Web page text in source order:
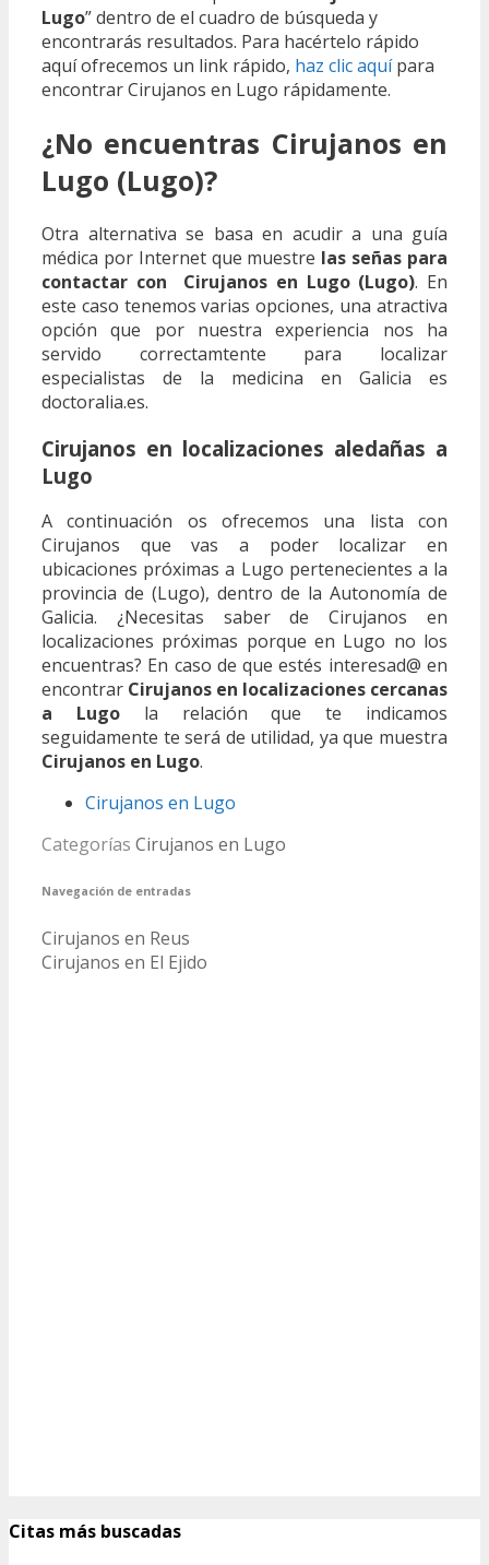
Lugo” dentro de el cuadro de búsqueda y
encontrarás resultados. Para hacértelo rápido
aquí ofrecemos un link rápido, haz clic aquípara
encontrar Cirujanos en Lugo rápidamente.
¿No encuentras Cirujanos en
Lugo (Lugo)?
Otra alternativa se basa en acudir a una guía
médica por Internet que muestre las señas para
contactar con Cirujanos en Lugo (Lugo). En
este caso tenemos varias opciones, una atractiva
opción que por nuestra experiencia nos ha
servido correctamtente para localizar
especialistas de la medicina en Galicia es
doctoralia.es.
Cirujanos en localizaciones aledañas a
Lugo
A continuación os ofrecemos una lista con
Cirujanos que vas a poder localizar en
ubicaciones próximas a Lugo pertenecientes a la
provincia de (Lugo), dentro de la Autonomía de
Galicia. ¿Necesitas saber de Cirujanos en
localizaciones próximas porque en Lugo no los
encuentras? En caso de que estés interesad@ en
encontrar Cirujanos en localizaciones cercanas
a Lugola relación que te indicamos
seguidamente te será de utilidad, ya que muestra
Cirujanos en Lugo.
Cirujanos en Lugo
Categorías Cirujanos en Lugo
Navegación de entradas
Cirujanos en Reus
Cirujanos en El Ejido
Citas más buscadas